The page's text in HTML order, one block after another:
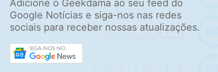
Adicione o Geekdama ao seu feed do
Google Notícias e siga-nos nas redes
sociais para receber nossas atualizações.